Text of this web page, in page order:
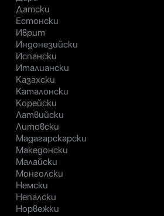
Датски
Естонски
Иврит
Индонезийски
Испански
Италиански
Казахски
Каталонски
Корейски
Латвийски
Литовски
Мадагарскарски
Македонски
Малайски
Монголски
Немски
Непалски
Норвежки